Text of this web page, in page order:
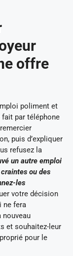
offre
poliment et
par téléphone
puis d’expliquer
refusez la
un autre emploi
ou des
les
votre décision
ne fera
nouveau
et souhaitez-leur
pour le